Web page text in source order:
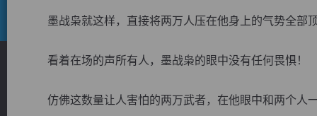
墨战枭就这样，直接将两万人压在他身上的气势全部
看着在场的声所有人，墨战枭的眼中没有任何畏惧！
仿佛这数量让人害怕的两万武者，在他眼中和两个人